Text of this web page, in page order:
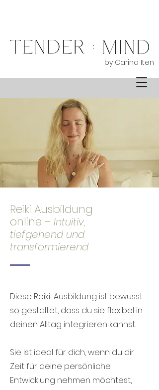
by Carina Iten
Reiki Ausbildung
online – Intuitiv,
tiefgehend und
transformierend.
Diese Reiki-Ausbildung ist bewusst
so gestaltet, dass du sie flexibel in
deinen Alltag integrieren kannst.
Sie ist ideal für dich, wenn du dir
Zeit für deine persönliche
Entwicklung nehmen möchtest,